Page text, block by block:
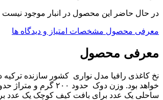
در حال حاضر این محصول در انبار موجود
معرفی محصول مشخصات امتیاز و دیدگاه ها
معرفی محصول
ساحلی یک عدد برای بافت کیف کوچک یک عدد